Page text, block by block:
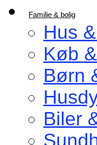
Familie & bolig
Hus
Køb
Børn
Biler